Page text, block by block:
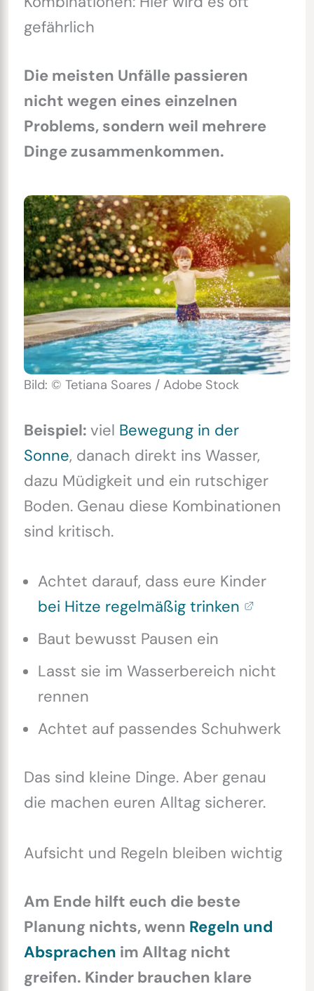
gefährlich
Die meisten Unfälle passieren
nicht wegen eines einzelnen
Problems, sondern weil mehrere
Dinge zusammenkommen.
Bild: © Tetiana Soares / Adobe Stock
Beispiel: viel Bewegung in der
Sonne, danach direkt ins Wasser,
dazu Müdigkeit und ein rutschiger
Boden. Genau diese Kombinationen
sind kritisch.
Achtet darauf, dass eure Kinder
bei Hitze regelmäßig trinken
Baut bewusst Pausen ein
Lasst sie im Wasserbereich nicht
rennen
Achtet auf passendes Schuhwerk
Das sind kleine Dinge. Aber genau
die machen euren Alltag sicherer.
Aufsicht und Regeln bleiben wichtig
Am Ende hilft euch die beste
Planung nichts, wenn Regeln und
Absprachen im Alltag nicht
greifen. Kinder brauchen klare